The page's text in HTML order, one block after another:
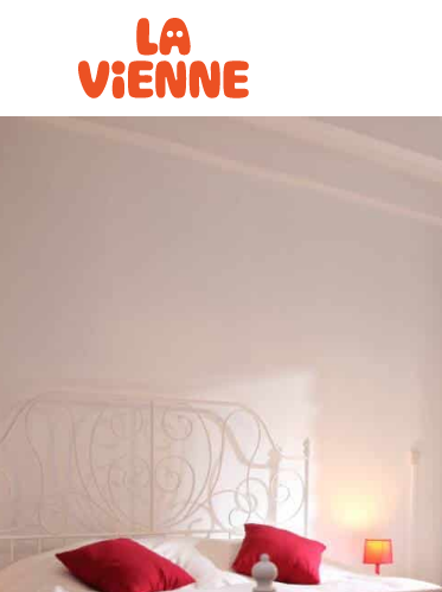
Panneau de gestion des cookies